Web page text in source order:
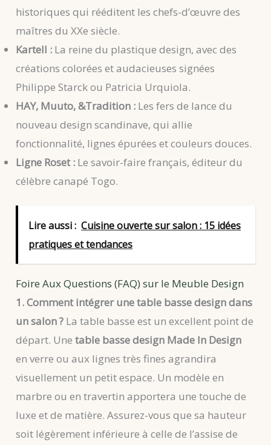
historiques qui rééditent les chefs-d’œuvre des
maîtres du XXe siècle.
Kartell : La reine du plastique design, avec des
créations colorées et audacieuses signées
Philippe Starck ou Patricia Urquiola.
HAY, Muuto, &Tradition : Les fers de lance du
nouveau design scandinave, qui allie
fonctionnalité, lignes épurées et couleurs douces.
Ligne Roset : Le savoir-faire français, éditeur du
célèbre canapé Togo.
Lire aussi : Cuisine ouverte sur salon : 15 idées
pratiques et tendances
Foire Aux Questions (FAQ) sur le Meuble Design
1. Comment intégrer une table basse design dans
un salon ? La table basse est un excellent point de
départ. Unetable basse design Made In Design
en verre ou aux lignes très fines agrandira
visuellement un petit espace. Un modèle en
marbre ou en travertin apportera une touche de
luxe et de matière. Assurez-vous que sa hauteur
soit légèrement inférieure à celle de l’assise de